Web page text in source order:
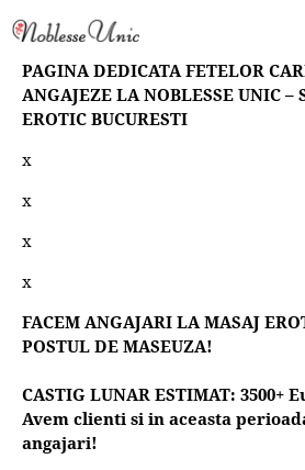
PAGINA DEDICATA FETELOR
ANGAJEZE LA NOBLESSE UNIC –
EROTIC BUCURESTI
x
x
x
x
FACEM ANGAJARI LA MASAJ
POSTUL DE MASEUZA!
CASTIG LUNAR ESTIMAT: 3500+
Avem clienti si in aceasta
angajari!